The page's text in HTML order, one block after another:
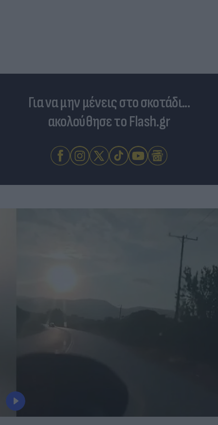
Για να μην μένεις στο σκοτάδι...
ακολούθησε το Flash.gr